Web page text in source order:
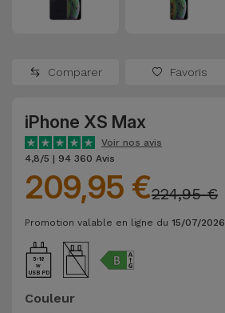
Oppo
OnePlus
Dyson
TCL
Autres
Marques
Voir
Reconditionnées
Voir
tout
Externes
et
Enceintes
Montres
Connectées
et
Bracelets
Chaînes
de
Comparer Favoris
iPhone XS Max
Voir nos avis
4,8/5 | 94 360 Avis
209,95 €224,95 €
Promotion valable en ligne du 15/07/2026
5-18
USB PD
Couleur